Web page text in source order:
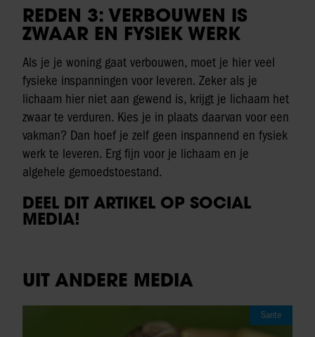
REDEN 3: VERBOUWEN IS
ZWAAR EN FYSIEK WERK
Als je je woning gaat verbouwen, moet je hier veel
fysieke inspanningen voor leveren. Zeker als je
lichaam hier niet aan gewend is, krijgt je lichaam het
zwaar te verduren. Kies je in plaats daarvan voor een
vakman? Dan hoef je zelf geen inspannend en fysiek
werk te leveren. Erg fijn voor je lichaam en je
algehele gemoedstoestand.
DEEL DIT ARTIKEL OP SOCIAL
MEDIA!
UIT ANDERE MEDIA
Sante